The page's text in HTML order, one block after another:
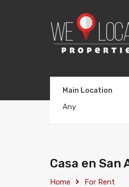
Main Location
Any
Casa en
Home For Rent